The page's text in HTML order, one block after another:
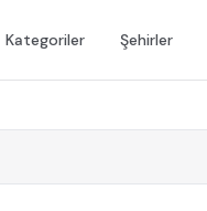
Kategoriler Şehirler